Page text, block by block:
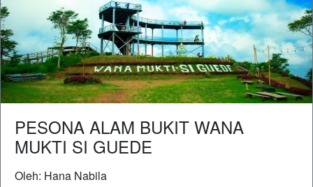
PESONA ALAM BUKIT WANA
MUKTI SI GUEDE
Oleh: Hana Nabila